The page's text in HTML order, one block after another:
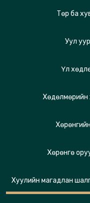
Төр ба
Уул
Үл
Хөдөлмөрийн
Хөрөнгө
Хуулийн магадлан